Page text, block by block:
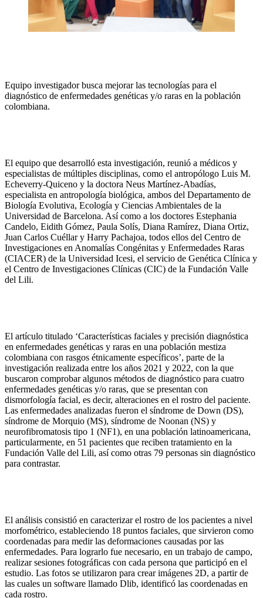
Equipo investigador busca mejorar las tecnologías para el
diagnóstico de enfermedades genéticas y/o raras en la población
colombiana.
El equipo que desarrolló esta investigación, reunió a médicos y
especialistas de múltiples disciplinas, como el antropólogo Luis M.
Echeverry-Quiceno y la doctora Neus Martínez-Abadías,
especialista en antropología biológica, ambos del Departamento de
Biología Evolutiva, Ecología y Ciencias Ambientales de la
Universidad de Barcelona. Así como a los doctores Estephania
Candelo, Eidith Gómez, Paula Solís, Diana Ramírez, Diana Ortiz,
Juan Carlos Cuéllar y Harry Pachajoa, todos ellos del Centro de
Investigaciones en Anomalías Congénitas y Enfermedades Raras
(CIACER) de la Universidad Icesi, el servicio de Genética Clínica y
el Centro de Investigaciones Clínicas (CIC) de la Fundación Valle
del Lili.
El artículo titulado ‘Características faciales y precisión diagnóstica
en enfermedades genéticas y raras en una población mestiza
colombiana con rasgos étnicamente específicos’, parte de la
investigación realizada entre los años 2021 y 2022, con la que
buscaron comprobar algunos métodos de diagnóstico para cuatro
enfermedades genéticas y/o raras, que se presentan con
dismorfología facial, es decir, alteraciones en el rostro del paciente.
Las enfermedades analizadas fueron el síndrome de Down (DS),
síndrome de Morquio (MS), síndrome de Noonan (NS) y
neurofibromatosis tipo 1 (NF1), en una población latinoamericana,
particularmente, en 51 pacientes que reciben tratamiento en la
Fundación Valle del Lili, así como otras 79 personas sin diagnóstico
para contrastar.
El análisis consistió en caracterizar el rostro de los pacientes a nivel
morfométrico, estableciendo 18 puntos faciales, que sirvieron como
coordenadas para medir las deformaciones causadas por las
enfermedades. Para lograrlo fue necesario, en un trabajo de campo,
realizar sesiones fotográficas con cada persona que participó en el
estudio. Las fotos se utilizaron para crear imágenes 2D, a partir de
las cuales un software llamado Dlib, identificó las coordenadas en
cada rostro.